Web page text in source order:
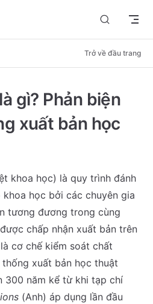
Trở về đầu trang
gì? Phản biện
xuất bản học
khoa học) là quy trình đánh
học bởi các chuyên gia
tương đương trong cùng
chấp nhận xuất bản trên
cơ chế kiểm soát chất
xuất bản học thuật
năm kể từ khi tạp chí
(Anh) áp dụng lần đầu